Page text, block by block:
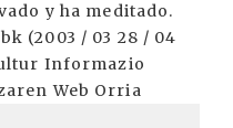
y ha meditado.
(2003 / 03 28 / 04
Informazio
Web Orria